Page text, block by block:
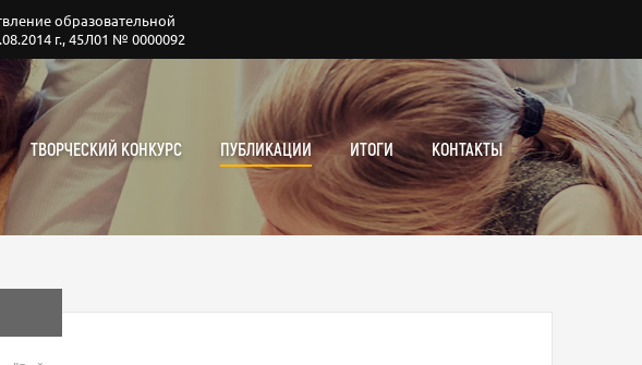
образовательной
г., 45Л01 № 0000092
ТВОРЧЕСКИЙ КОНКУРС ПУБЛИКАЦИИ ИТОГИ КОНТАКТЫ